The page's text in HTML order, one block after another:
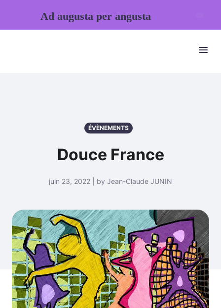
ÉVÈNEMENTS
Douce France
juin 23, 2022 | by Jean-Claude JUNIN
Ad augusta per angusta